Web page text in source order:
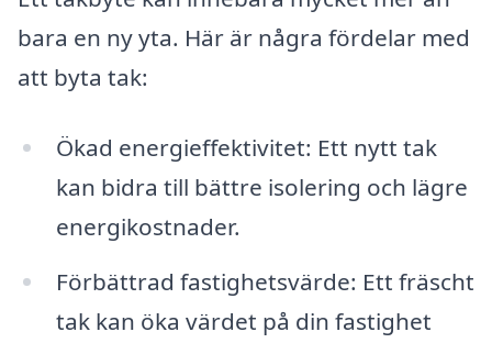
bara en ny yta. Här är några fördelar med
att byta tak:
Ökad energieffektivitet: Ett nytt tak
kan bidra till bättre isolering och lägre
energikostnader.
Förbättrad fastighetsvärde: Ett fräscht
tak kan öka värdet på din fastighet